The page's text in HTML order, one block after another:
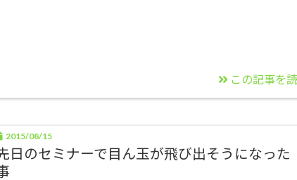
この記事を
2015/08/15
日のセミナーで目ん玉が飛び出そうになった